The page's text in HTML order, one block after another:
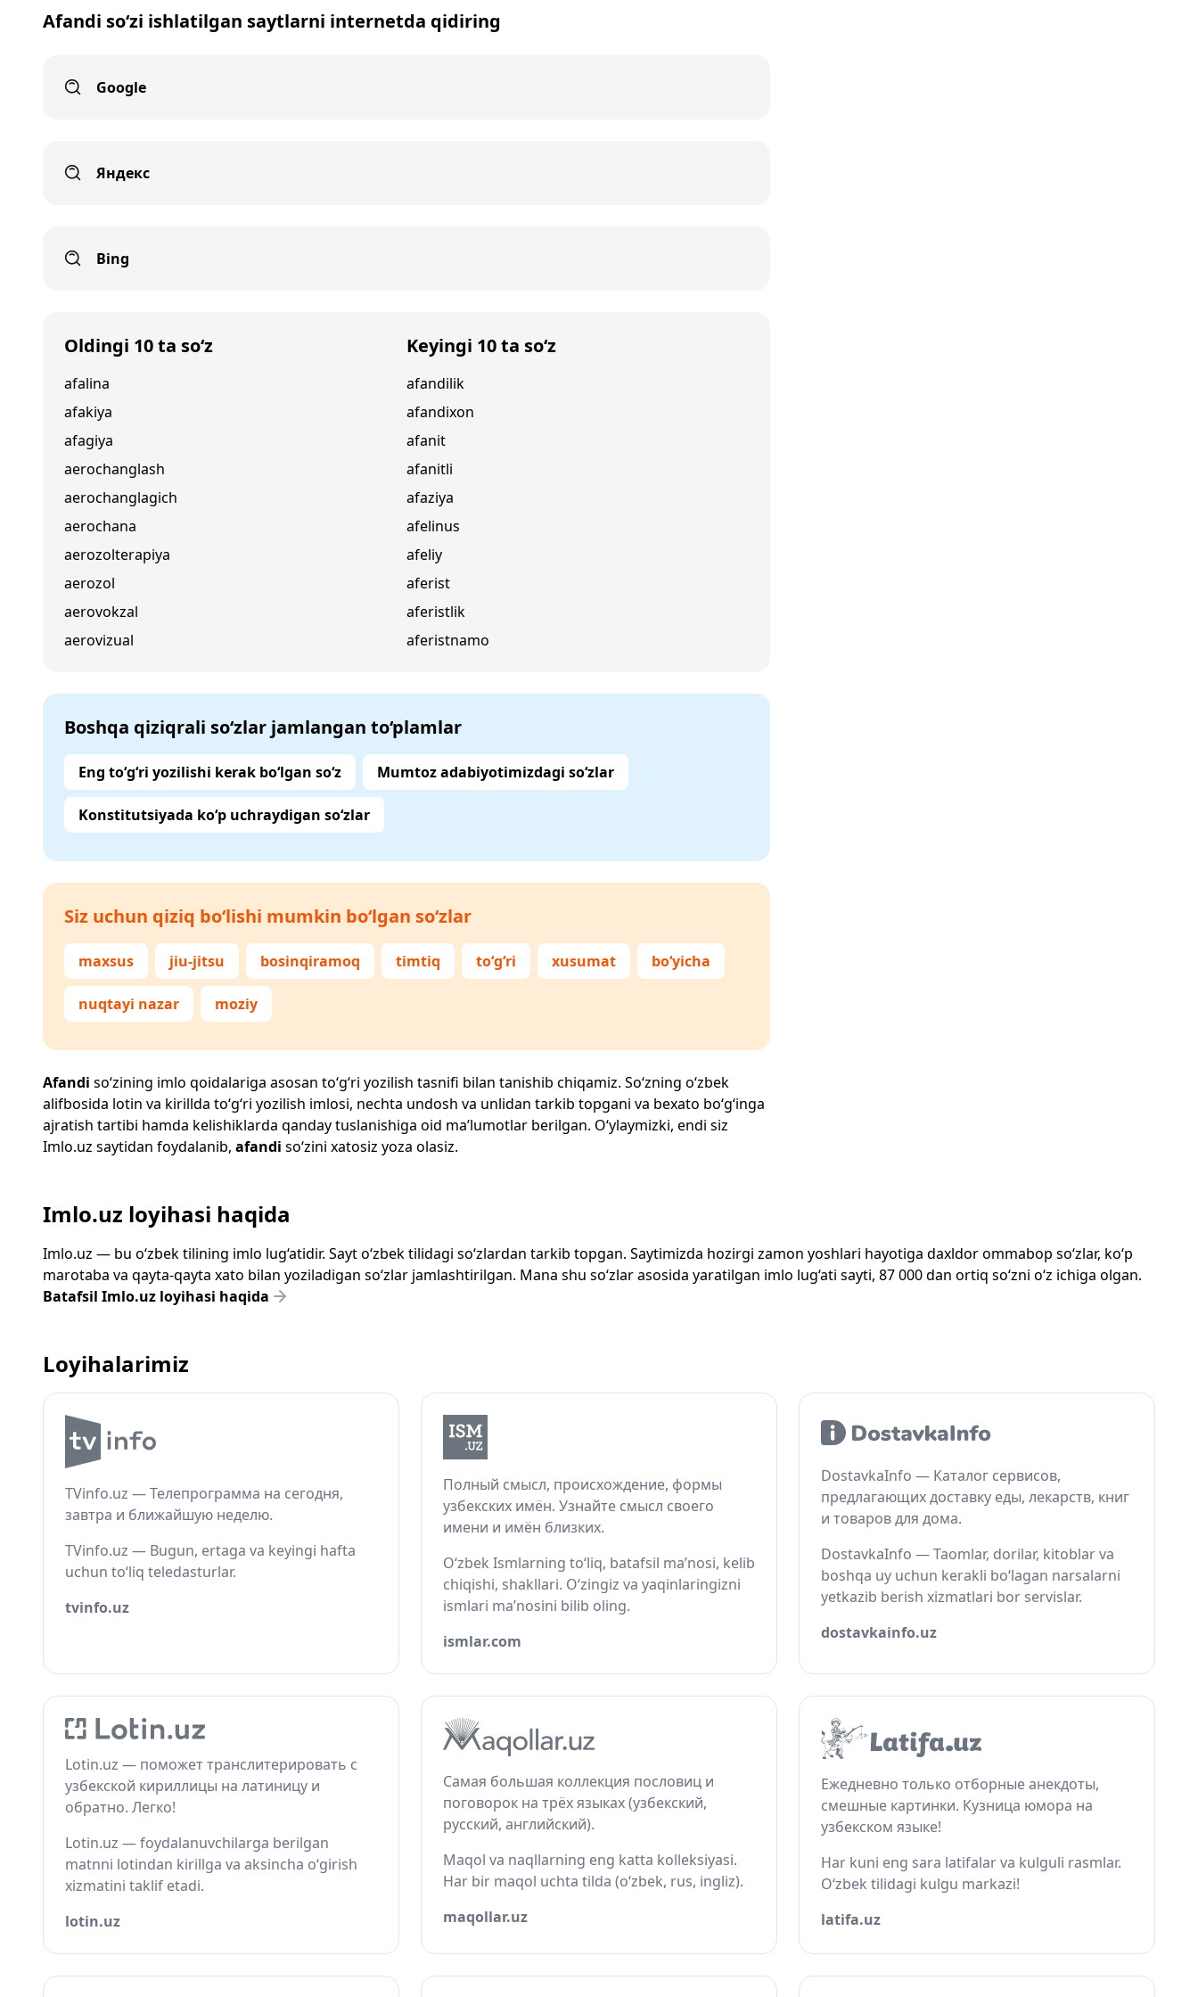
Afandi so‘zi ishlatilgan saytlarni internetda qidiring
Google
Яндекс
Bing
Oldingi 10 ta so‘z
afalina
afakiya
afagiya
aerochanglash
aerochanglagich
aerochana
aerozolterapiya
aerozol
aerovokzal
aerovizual
Keyingi 10 ta so‘z
afandilik
afandixon
afanit
afanitli
afaziya
afelinus
afeliy
aferist
aferistlik
aferistnamo
Boshqa qiziqrali so‘zlar jamlangan to‘plamlar
Eng to‘g‘ri yozilishi kerak bo‘lgan so‘z Mumtoz adabiyotimizdagi so‘zlar
Konstitutsiyada ko‘p uchraydigan so‘zlar
Siz uchun qiziq bo‘lishi mumkin bo‘lgan so‘zlar
maxsus jiu-jitsu bosinqiramoq timtiq to‘g‘ri xusumat bo‘yicha
nuqtayi nazar moziy
Afandi so‘zining imlo qoidalariga asosan to‘g‘ri yozilish tasnifi bilan tanishib chiqamiz. So‘zning o‘zbek
alifbosida lotin va kirillda to‘g‘ri yozilish imlosi, nechta undosh va unlidan tarkib topgani va bexato bo‘g‘inga
ajratish tartibi hamda kelishiklarda qanday tuslanishiga oid ma’lumotlar berilgan. O‘ylaymizki, endi siz
Imlo.uz saytidan foydalanib, afandi so‘zini xatosiz yoza olasiz.
Imlo.uz loyihasi haqida
Imlo.uz — bu o‘zbek tilining imlo lug‘atidir. Sayt o‘zbek tilidagi so‘zlardan tarkib topgan. Saytimizda hozirgi zamon yoshlari hayotiga daxldor ommabop so‘zlar, ko‘p
marotaba va qayta-qayta xato bilan yoziladigan so‘zlar jamlashtirilgan. Mana shu so‘zlar asosida yaratilgan imlo lug‘ati sayti, 87 000 dan ortiq so‘zni o‘z ichiga olgan.
Batafsil Imlo.uz loyihasi haqida
Loyihalarimiz
TVinfo.uz — Телепрограмма на сегодня,
завтра и ближайшую неделю.
TVinfo.uz — Bugun, ertaga va keyingi hafta
uchun to‘liq teledasturlar.
tvinfo.uz
Полный смысл, происхождение, формы
узбекских имён. Узнайте смысл своего
имени и имён близких.
O‘zbek Ismlarning to‘liq, batafsil ma’nosi, kelib
chiqishi, shakllari. O‘zingiz va yaqinlaringizni
ismlari ma’nosini bilib oling.
ismlar.com
DostavkaInfo — Каталог сервисов,
предлагающих доставку еды, лекарств, книг
и товаров для дома.
DostavkaInfo — Taomlar, dorilar, kitoblar va
boshqa uy uchun kerakli bo‘lagan narsalarni
yetkazib berish xizmatlari bor servislar.
dostavkainfo.uz
Lotin.uz — поможет транслитерировать с
узбекской кириллицы на латиницу и
обратно. Легко!
Lotin.uz — foydalanuvchilarga berilgan
matnni lotindan kirillga va aksincha o‘girish
xizmatini taklif etadi.
lotin.uz
Самая большая коллекция пословиц и
поговорок на трёх языках (узбекский,
русский, английский).
Maqol va naqllarning eng katta kolleksiyasi.
Har bir maqol uchta tilda (o‘zbek, rus, ingliz).
maqollar.uz
Ежедневно только отборные анекдоты,
смешные картинки. Кузница юмора на
узбекском языке!
Har kuni eng sara latifalar va kulguli rasmlar.
O‘zbek tilidagi kulgu markazi!
latifa.uz